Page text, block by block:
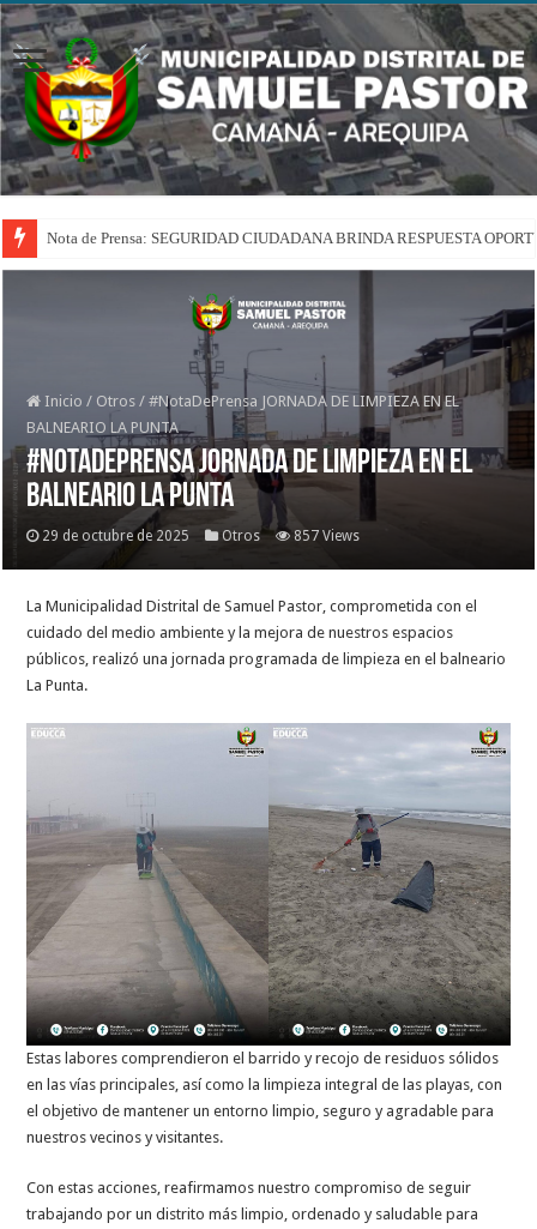
Nota de Prensa: SEGURIDAD CIUDADANA BRINDA RESPUESTA
Inicio / Otros / #NotaDePrensa JORNADA DE LIMPIEZA EN EL
BALNEARIO LA PUNTA
#NotaDePrensa JORNADA DE LIMPIEZA EN EL
BALNEARIO LA PUNTA
29 de octubre de 2025 Otros 857 Views
La Municipalidad Distrital de Samuel Pastor, comprometida con el
cuidado del medio ambiente y la mejora de nuestros espacios
públicos, realizó una jornada programada de limpieza en el balneario
La Punta.
Estas labores comprendieron el barrido y recojo de residuos sólidos
en las vías principales, así como la limpieza integral de las playas, con
el objetivo de mantener un entorno limpio, seguro y agradable para
nuestros vecinos y visitantes.
Con estas acciones, reafirmamos nuestro compromiso de seguir
trabajando por un distrito más limpio, ordenado y saludable para